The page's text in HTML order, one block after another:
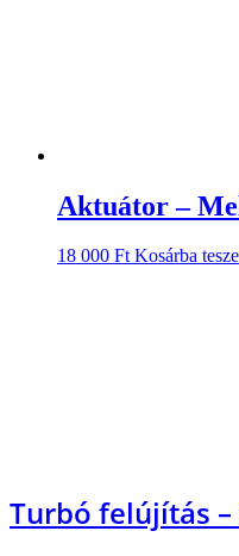
Aktuátor –
18 000 Ft Kosárba
Turbó felújítás –